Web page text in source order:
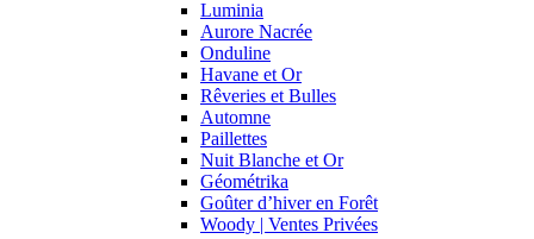
Luminia
Aurore Nacrée
Onduline
Havane et Or
Rêveries et Bulles
Automne
Paillettes
Nuit Blanche et Or
Géométrika
Goûter d’hiver en Forêt
Woody | Ventes Privées